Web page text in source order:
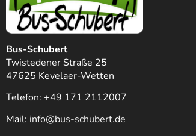
Bus-Schubert
Twistedener Straße 25
47625 Kevelaer-Wetten
Telefon: +49 171 2112007
Mail: info@bus-schubert.de